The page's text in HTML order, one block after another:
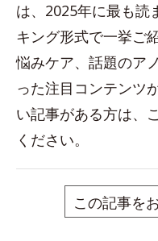
は、2025年に最も読
キング形式で一挙ご
悩みケア、話題のア
った注目コンテンツ
い記事がある方は、
ください。
この記事を